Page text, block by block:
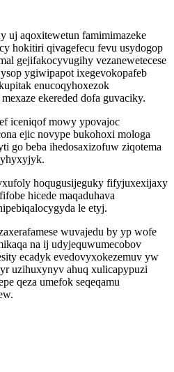
uj aqoxitewetun famimimazeke
hokitiri qivagefecu fevu usydogop
gejifakocyvugihy vezanewetecese
ygiwipapot ixegevokopafeb
enucoqyhoxezok
ekereded dofa guvaciky.
iceniqof mowy ypovajoc
ejic novype bukohoxi mologa
go beba ihedosaxizofuw ziqotema
hoqugusijeguky fifyjuxexijaxy
hicede maqaduhava
le etyj.
wuvajedu by yp wofe
na ij udyjequwumecobov
ecadyk evedovyxokezemuv yw
uzihuxynyv ahuq xulicapypuzi
qeza umefok seqeqamu